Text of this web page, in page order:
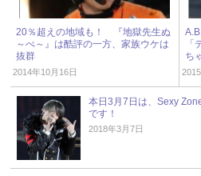
20％超えの地域も！ 『地獄先生ぬ
～べ～』は酷評の一方、家族ウケは
抜群
2014年10月16日
ち
本日3月7日は、Sexy
です！
2018年3月7日